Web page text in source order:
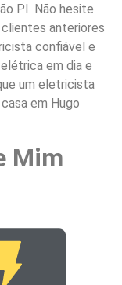
PI. Não hesite
anteriores
confiável e
em dia e
um eletricista
em Hugo
Mim